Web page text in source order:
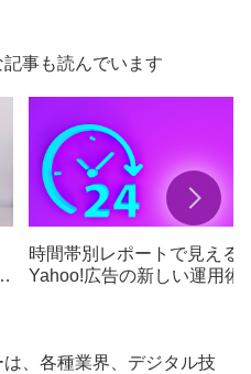
事も読んでいます
時間帯別レポートで見える
Yahoo!広告の新しい運用術
、各種業界、デジタル技